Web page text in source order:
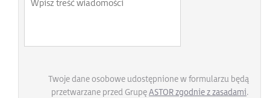
Twoje dane osobowe udostępnione w formularzu będą
przetwarzane przed GrupęASTOR zgodnie z zasadami.